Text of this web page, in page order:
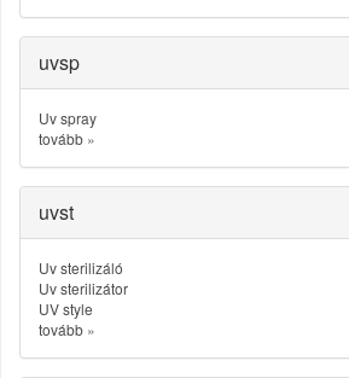
uvsp
Uv spray
tovább »
uvst
Uv sterilizáló
Uv sterilizátor
UV style
tovább »